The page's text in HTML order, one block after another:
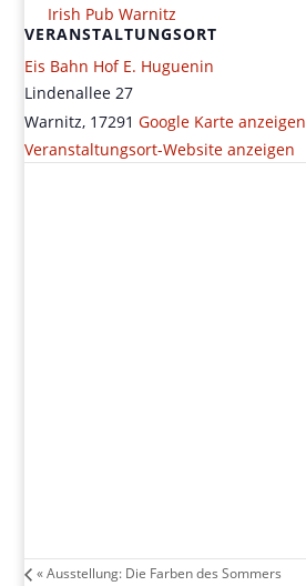
Irish Pub Warnitz
VERANSTALTUNGSORT
Eis Bahn Hof E. Huguenin
Lindenallee 27
Warnitz, 17291 Google Karte anzeigen
Veranstaltungsort-Website anzeigen
«Ausstellung: Die Farben des Sommers